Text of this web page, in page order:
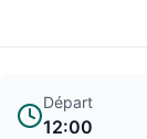
Départ
12:00